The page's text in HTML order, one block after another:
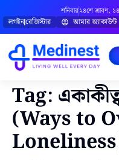
শনিবার২৪শে শ্রাবণ,
লগইনরেজিস্টার আমার অ্যাকাউন্ট
Tag:
(Ways to